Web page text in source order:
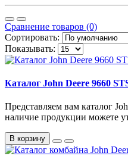
Сравнение товаров (0)
Сортировать:
Показывать:
Каталог John Deere 9660
Представляем вам каталог
наличие продукции можете
В корзину